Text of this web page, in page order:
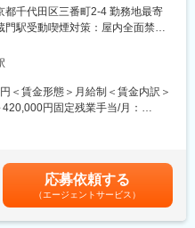
ムで連携しながら業務に取り組ん
リハリある働き方が可能です。転
に至るまで事業を拡大。現在は、
フォーム企業として、国内外で多
ーマンスを発揮できるよう、秘書
ます。
ポートやクライアント対応の
機会がございます。
案件は膨大です。全てを把握した
、主体的で迅速な行動、高い完成
都千代田区三番町2-4 勤務地最寄
駅受動喫煙対策：屋内全面禁煙
＜賃金形態＞月給制＜賃金内訳＞
円固定残業手当/月：
あくまでも目安の金額であり、選
ります。月給(月額)は固定手当を含
応募依頼する
（エージェントサービス）